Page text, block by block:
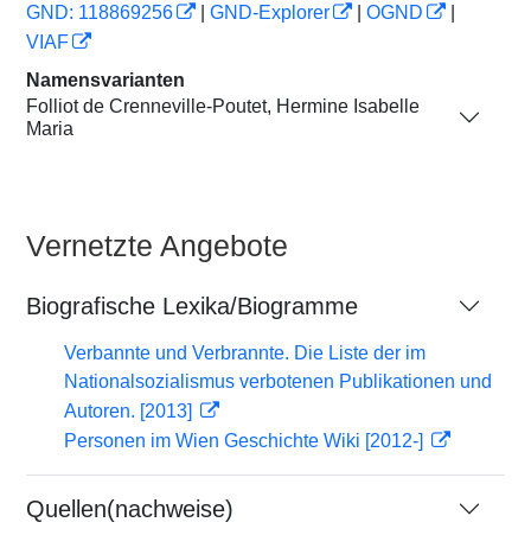
GND: 118869256
GND-Explorer OGND
VIAF
Namensvarianten
Folliot de Crenneville-Poutet, Hermine Isabelle
Maria
Vernetzte Angebote
Biografische Lexika/Biogramme
Verbannte und Verbrannte. Die Liste der im
Nationalsozialismus verbotenen Publikationen und
Autoren. [2013]
Personen im Wien Geschichte Wiki [2012-]
Quellen(nachweise)